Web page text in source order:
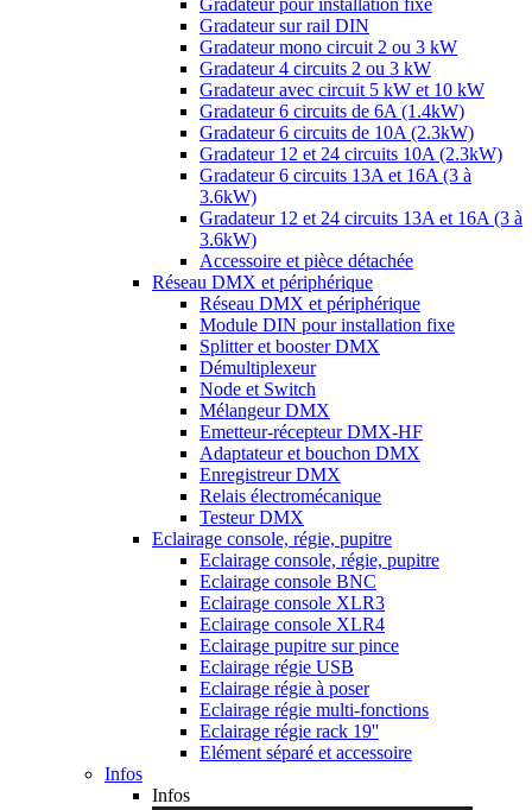
Gradateur pour installation fixe
Gradateur sur rail DIN
Gradateur mono circuit 2 ou 3 kW
Gradateur 4 circuits 2 ou 3 kW
Gradateur avec circuit 5 kW et 10 kW
Gradateur 6 circuits de 6A (1.4kW)
Gradateur 6 circuits de 10A (2.3kW)
Gradateur 12 et 24 circuits 10A (2.3kW)
Gradateur 6 circuits 13A et 16A (3 à
3.6kW)
Gradateur 12 et 24 circuits 13A et 16A (3 à
3.6kW)
Accessoire et pièce détachée
Réseau DMX et périphérique
Réseau DMX et périphérique
Module DIN pour installation fixe
Splitter et booster DMX
Démultiplexeur
Node et Switch
Mélangeur DMX
Emetteur-récepteur DMX-HF
Adaptateur et bouchon DMX
Enregistreur DMX
Relais électromécanique
Testeur DMX
Eclairage console, régie, pupitre
Eclairage console, régie, pupitre
Eclairage console BNC
Eclairage console XLR3
Eclairage console XLR4
Eclairage pupitre sur pince
Eclairage régie USB
Eclairage régie à poser
Eclairage régie multi-fonctions
Eclairage régie rack 19''
Elément séparé et accessoire
Infos
Infos